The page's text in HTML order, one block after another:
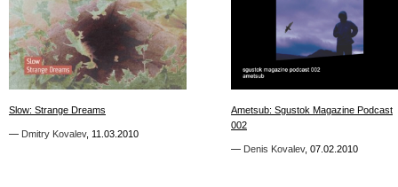
Slow: Strange Dreams
— Dmitry Kovalev, 11.03.2010
2
Slow: Strange Dreams
— Dmitry Kovalev, 11.03.2010
Ametsub: Sgustok Magazine Podcast
002
— Denis Kovalev, 07.02.2010
Ametsub: Sgustok Magazine Podcast
002
— Denis Kovalev, 07.02.2010